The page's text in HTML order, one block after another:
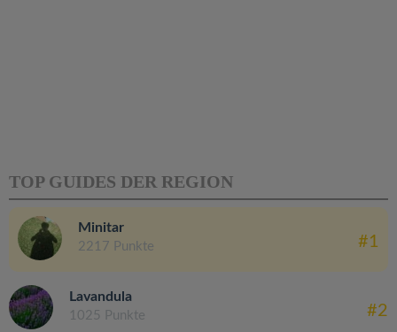
TOP GUIDES DER REGION
Minitar
2217 Punkte #1
Lavandula
1025 Punkte #2